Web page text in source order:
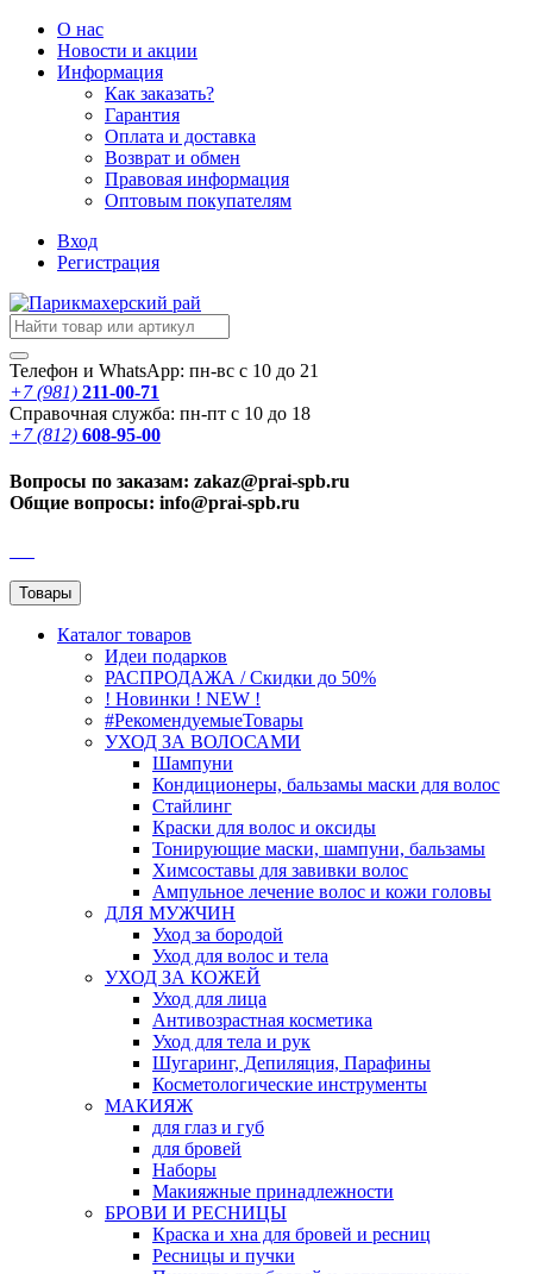
О нас
Новости и акции
Информация
Как заказать?
Гарантия
Оплата и доставка
Возврат и обмен
Правовая информация
Оптовым покупателям
Вход
Регистрация
Телефон и WhatsApp: пн-вс с 10 до 21
+7 (981) 211-00-71
Справочная служба: пн-пт с 10 до 18
+7 (812) 608-95-00
Вопросы по заказам: zakaz@prai-spb.ru
Общие вопросы: info@prai-spb.ru
Товары
Каталог товаров
Идеи подарков
РАСПРОДАЖА / Скидки до 50%
! Новинки ! NEW !
#РекомендуемыеТовары
УХОД ЗА ВОЛОСАМИ
Шампуни
Кондиционеры, бальзамы маски для волос
Стайлинг
Краски для волос и оксиды
Тонирующие маски, шампуни, бальзамы
Химсоставы для завивки волос
Ампульное лечение волос и кожи головы
ДЛЯ МУЖЧИН
Уход за бородой
Уход для волос и тела
УХОД ЗА КОЖЕЙ
Уход для лица
Антивозрастная косметика
Уход для тела и рук
Шугаринг, Депиляция, Парафины
Косметологические инструменты
МАКИЯЖ
для глаз и губ
для бровей
Наборы
Макияжные принадлежности
БРОВИ И РЕСНИЦЫ
Краска и хна для бровей и ресниц
Ресницы и пучки